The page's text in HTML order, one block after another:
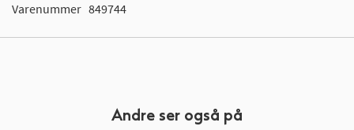
Varenummer 849744
Andre ser også på